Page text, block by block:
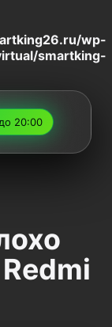
wp-
smartking-
20:00